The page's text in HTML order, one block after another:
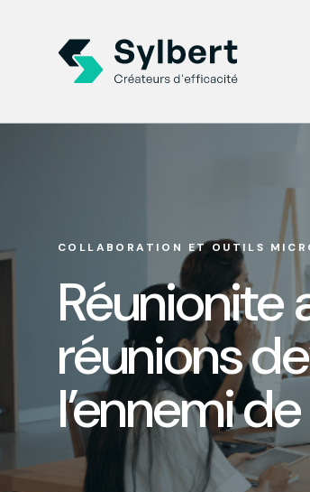
COLLABORATION ET OUTILS
Réunionite
réunions
l’ennemi